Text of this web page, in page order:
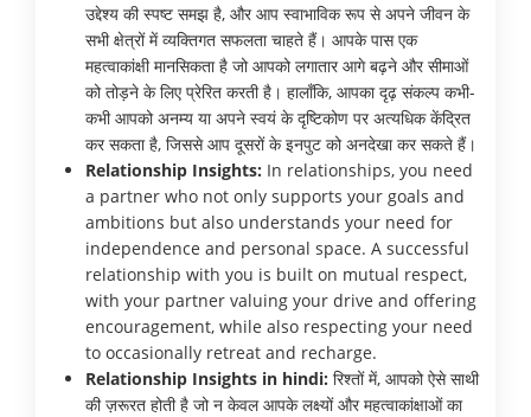
उद्देश्य की स्पष्ट समझ है, और आप स्वाभाविक रूप से अपने जीवन के
सभी क्षेत्रों में व्यक्तिगत सफलता चाहते हैं। आपके पास एक
महत्वाकांक्षी मानसिकता है जो आपको लगातार आगे बढ़ने और सीमाओं
को तोड़ने के लिए प्रेरित करती है। हालाँकि, आपका दृढ़ संकल्प कभी-
कभी आपको अनम्य या अपने स्वयं के दृष्टिकोण पर अत्यधिक केंद्रित
कर सकता है, जिससे आप दूसरों के इनपुट को अनदेखा कर सकते हैं।
Relationship Insights: In relationships, you need
a partner who not only supports your goals and
ambitions but also understands your need for
independence and personal space. A successful
relationship with you is built on mutual respect,
with your partner valuing your drive and offering
encouragement, while also respecting your need
to occasionally retreat and recharge.
Relationship Insights in hindi: रिश्तों में, आपको ऐसे साथी
की ज़रूरत होती है जो न केवल आपके लक्ष्यों और महत्वाकांक्षाओं का